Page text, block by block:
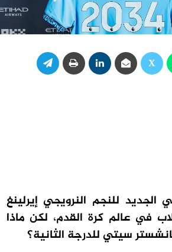
الجديد للنجم النرويجي إيرلينغ
في عالم كرة القدم، لكن ماذا
سيتي للدرجة الثانية؟